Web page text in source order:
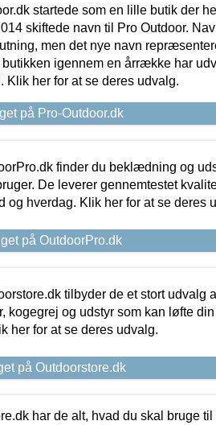
startede som en lille butik der
skiftede navn til Pro Outdoor.
men det nye navn
butikken igennem en årrække har
Klik her for at se deres udvalg.
på Pro-Outdoor.dk
finder du beklædning og
De leverer gennemtestet
og hverdag. Klik her for at se deres
på OutdoorPro.dk
tilbyder de et stort udvalg
kogegrej og udstyr som kan løfte
her for at se deres udvalg.
på Outdoorstore.dk
har de alt, hvad du skal bruge